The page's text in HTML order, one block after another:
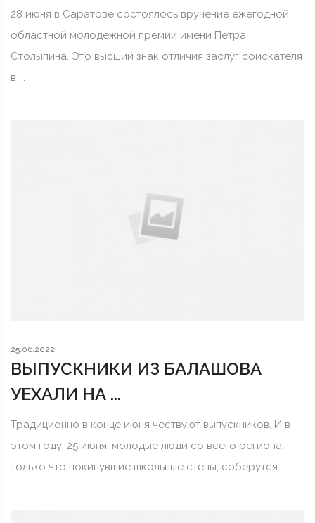
28 июня в Саратове состоялось вручение ежегодной
областной молодежной премии имени Петра
Столыпина. Это высший знак отличия заслуг соискателя
в ...
25.06.2022
ВЫПУСКНИКИ ИЗ БАЛАШОВА
УЕХАЛИ НА ...
Традиционно в конце июня чествуют выпускников. И в
этом году, 25 июня, молодые люди со всего региона,
только что покинувшие школьные стены, соберутся ...